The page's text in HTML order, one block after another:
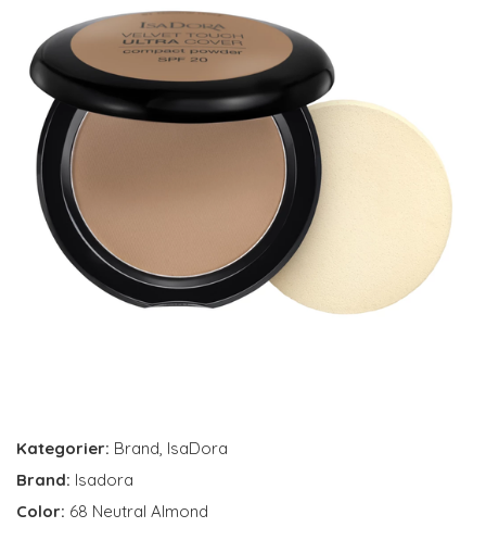
Kategorier: Brand, IsaDora
Brand: Isadora
Color: 68 Neutral Almond